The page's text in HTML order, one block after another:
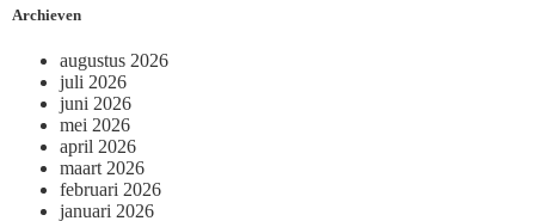
Archieven
augustus 2026
juli 2026
juni 2026
mei 2026
april 2026
maart 2026
februari 2026
januari 2026